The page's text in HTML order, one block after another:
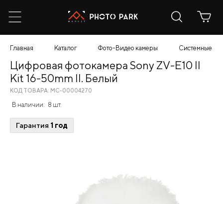
Главная Каталог Фото-Видео камеры Системные
Цифровая фотокамера Sony ZV-E10 II
Kit 16-50mm II. Белый
КОД ТОВАРА: МС-00004270
В наличии: 8 шт.
Гарантия 1 год